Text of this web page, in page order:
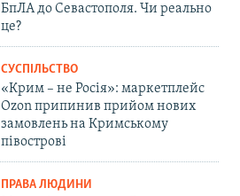
БпЛА до Севастополя. Чи реально
це?
СУСПІЛЬСТВО
«Крим – не Росія»: маркетплейс
Ozon припинив прийом нових
замовлень на Кримському
півострові
ПРАВА ЛЮДИНИ